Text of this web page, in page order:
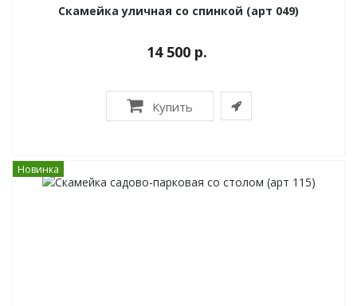
Скамейка уличная со спинкой (арт 049)
14 500 р.
Купить
Новинка